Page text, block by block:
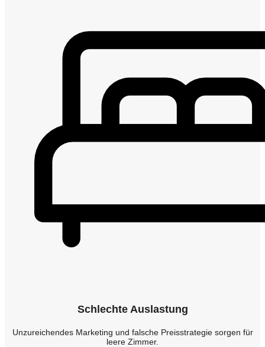
Schlechte Auslastung
Unzureichendes Marketing und falsche Preisstrategie sorgen für
leere Zimmer.